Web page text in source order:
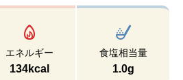
エネルギー
134kcal
食塩相当量
1.0g